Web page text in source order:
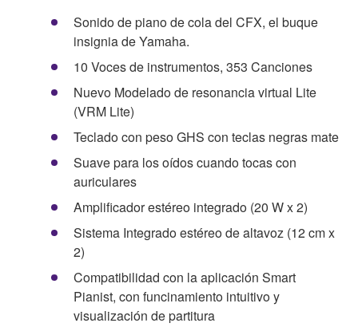
Sonido de piano de cola del CFX, el buque
insignia de Yamaha.
10 Voces de instrumentos, 353 Canciones
Nuevo Modelado de resonancia virtual Lite
(VRM Lite)
Teclado con peso GHS con teclas negras mate
Suave para los oídos cuando tocas con
auriculares
Amplificador estéreo integrado (20 W x 2)
Sistema Integrado estéreo de altavoz (12 cm x
2)
Compatibilidad con la aplicación Smart
Pianist, con funcinamiento intuitivo y
visualización de partitura